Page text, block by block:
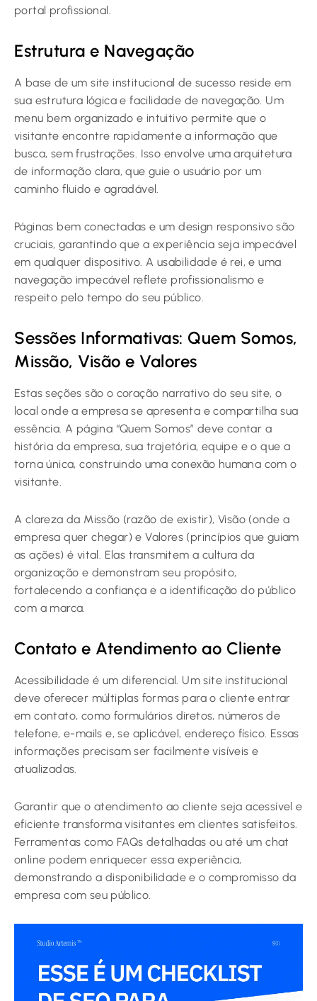
portal profissional.
Estrutura e Navegação
A base de um site institucional de sucesso reside em
sua estrutura lógica e facilidade de navegação. Um
menu bem organizado e intuitivo permite que o
visitante encontre rapidamente a informação que
busca, sem frustrações. Isso envolve uma arquitetura
de informação clara, que guie o usuário por um
caminho fluido e agradável.
Páginas bem conectadas e um design responsivo são
cruciais, garantindo que a experiência seja impecável
em qualquer dispositivo. A usabilidade é rei, e uma
navegação impecável reflete profissionalismo e
respeito pelo tempo do seu público.
Sessões Informativas: Quem Somos,
Missão, Visão e Valores
Estas seções são o coração narrativo do seu site, o
local onde a empresa se apresenta e compartilha sua
essência. A página “Quem Somos” deve contar a
história da empresa, sua trajetória, equipe e o que a
torna única, construindo uma conexão humana com o
visitante.
A clareza da Missão (razão de existir), Visão (onde a
empresa quer chegar) e Valores (princípios que guiam
as ações) é vital. Elas transmitem a cultura da
organização e demonstram seu propósito,
fortalecendo a confiança e a identificação do público
com a marca.
Contato e Atendimento ao Cliente
Acessibilidade é um diferencial. Um site institucional
deve oferecer múltiplas formas para o cliente entrar
em contato, como formulários diretos, números de
telefone, e-mails e, se aplicável, endereço físico. Essas
informações precisam ser facilmente visíveis e
atualizadas.
Garantir que o atendimento ao cliente seja acessível e
eficiente transforma visitantes em clientes satisfeitos.
Ferramentas como FAQs detalhadas ou até um chat
online podem enriquecer essa experiência,
demonstrando a disponibilidade e o compromisso da
empresa com seu público.